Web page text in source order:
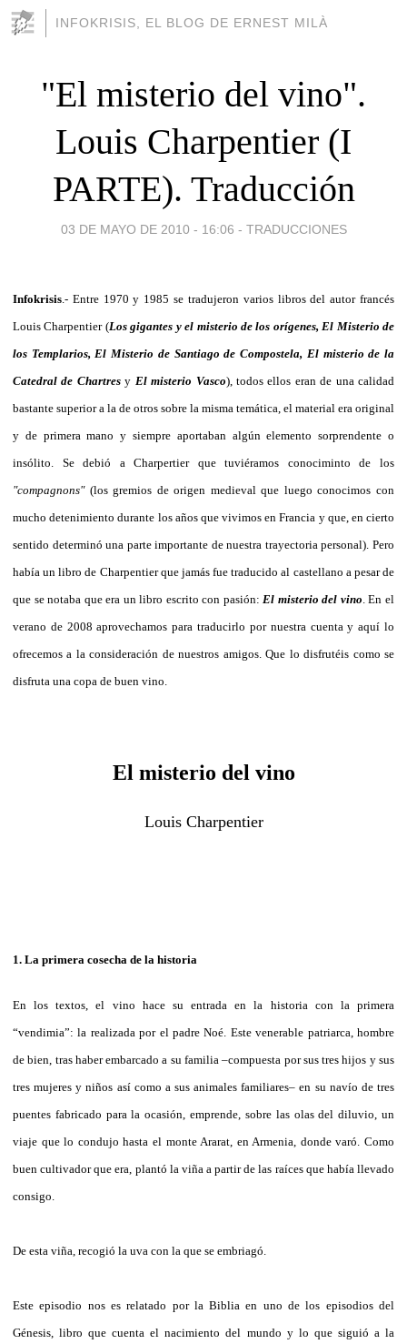
INFOKRISIS, EL BLOG DE ERNEST MILÀ
"El misterio del vino".
Louis Charpentier (I
PARTE). Traducción
03 DE MAYO DE 2010 - 16:06 - TRADUCCIONES
Infokrisis .- Entre 1970 y 1985 se tradujeron varios libros del autor francés
Louis Charpentier (Los gigantes y el misterio de los orígenes, El Misterio de
los Templarios, El Misterio de Santiago de Compostela, El misterio de la
Catedral de Chartresy El misterio Vasco), todos ellos eran de una calidad
bastante superior a la de otros sobre la misma temática, el material era original
y de primera mano y siempre aportaban algún elemento sorprendente o
insólito. Se debió a Charpertier que tuviéramos conociminto de los
"compagnons"(los gremios de origen medieval que luego conocimos con
mucho detenimiento durante los años que vivimos en Francia y que, en cierto
sentido determinó una parte importante de nuestra trayectoria personal). Pero
había un libro de Charpentier que jamás fue traducido al castellano a pesar de
que se notaba que era un libro escrito con pasión: El misterio del vino . En el
verano de 2008 aprovechamos para traducirlo por nuestra cuenta y aquí lo
ofrecemos a la consideración de nuestros amigos. Que lo disfrutéis como se
disfruta una copa de buen vino.
El misterio del vino
Louis Charpentier
1. La primera cosecha de la historia
En los textos, el vino hace su entrada en la historia con la primera
“vendimia”: la realizada por el padre Noé. Este venerable patriarca, hombre
de bien, tras haber embarcado a su familia –compuesta por sus tres hijos y sus
tres mujeres y niños así como a sus animales familiares– en su navío de tres
puentes fabricado para la ocasión, emprende, sobre las olas del diluvio, un
viaje que lo condujo hasta el monte Ararat, en Armenia, donde varó. Como
buen cultivador que era, plantó la viña a partir de las raíces que había llevado
consigo.
De esta viña, recogió la uva con la que se embriagó.
Este episodio nos es relatado por la Biblia en uno de los episodios del
Génesis, libro que cuenta el nacimiento del mundo y lo que siguió a la